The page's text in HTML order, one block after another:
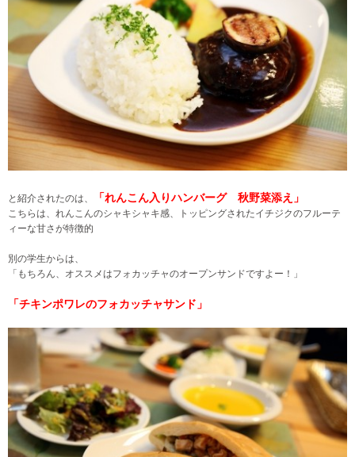
と紹介されたのは、 「れんこん入りハンバーグ 秋野菜添え」
こちらは、れんこんのシャキシャキ感、トッピングされたイチジクのフルーテ
ィーな甘さが特徴的
別の学生からは、
「もちろん、オススメはフォカッチャのオープンサンドですよー！」
「チキンポワレのフォカッチャサンド」